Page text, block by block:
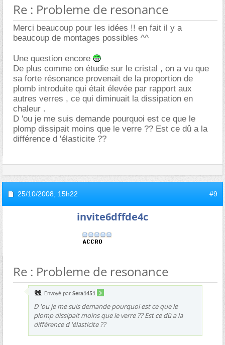
Re : Probleme de resonance
Merci beaucoup pour les idées !! en fait il y a
beaucoup de montages possibles ^^
Une question encore
De plus comme on étudie sur le cristal , on a vu que
sa forte résonance provenait de la proportion de
plomb introduite qui était élevée par rapport aux
autres verres , ce qui diminuait la dissipation en
chaleur .
D 'ou je me suis demande pourquoi est ce que le
plomp dissipait moins que le verre ?? Est ce dû a la
différence d 'élasticite ??
25/10/2008, 15h22 #9
invite6dffde4c
Re : Probleme de resonance
Envoyé par Sera1451
D 'ou je me suis demande pourquoi est ce que le
plomp dissipait moins que le verre ?? Est ce dû a la
différence d 'élasticite ??